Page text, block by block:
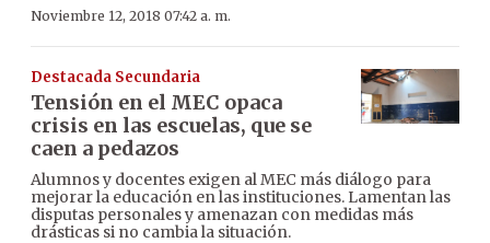
Noviembre 12, 2018 07:42 a. m.
Destacada Secundaria
Tensión en el MEC opaca
crisis en las escuelas, que se
caen a pedazos
Alumnos y docentes exigen al MEC más diálogo para
mejorar la educación en las instituciones. Lamentan las
disputas personales y amenazan con medidas más
drásticas si no cambia la situación.